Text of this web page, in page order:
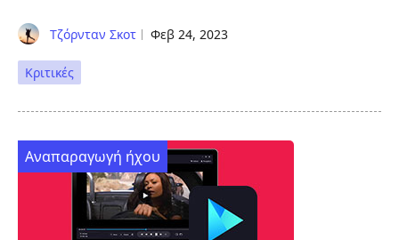
Τζόρνταν Σκοτ Φεβ 24, 2023
Κριτικές
Αναπαραγωγή ήχου